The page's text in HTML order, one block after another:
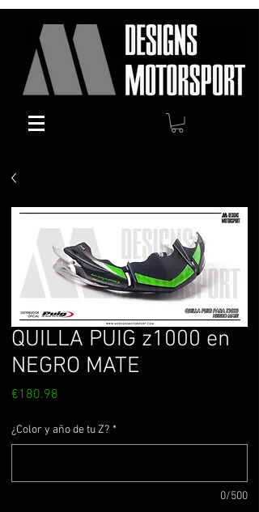
QUILLA PUIG z1000 en
NEGRO MATE
€180.98
¿Color y año de tu Z? *
0/500